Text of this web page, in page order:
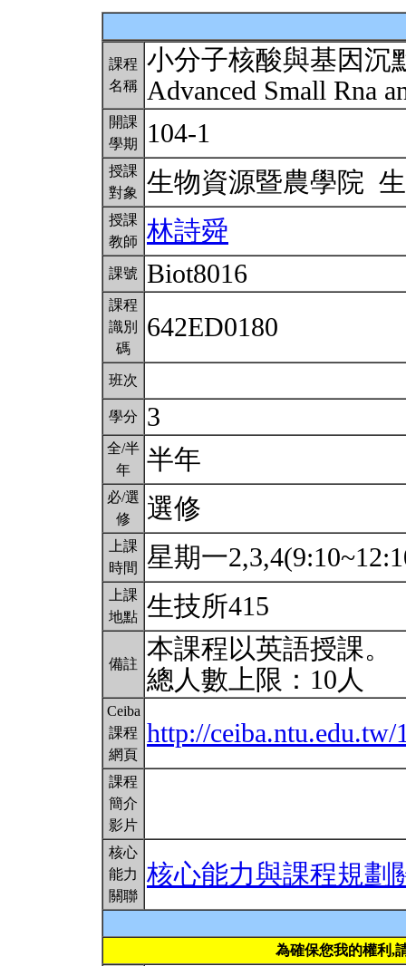
課程
名稱
小分子核酸與基因沉
Advanced Small Rna
開課
學期
104-1
授課
對象
生物資源暨農學院
授課
教師
林詩舜
課號 Biot8016
課程
識別
碼
642ED0180
班次
學分 3
全/半
年
半年
必/選
修
選修
上課
時間
星期一
上課
地點 生技所415
備註
本課程以英語授課。
總人數上限：10人
Ceiba
課程
網頁
http://
課程
簡介
影片
核心
能力
關聯
核心能力與課程規劃
為確保您我的權利,